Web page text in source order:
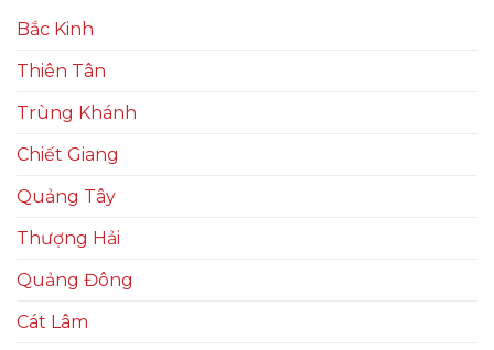
Bắc Kinh
Thiên Tân
Trùng Khánh
Chiết Giang
Quảng Tây
Thượng Hải
Quảng Đông
Cát Lâm